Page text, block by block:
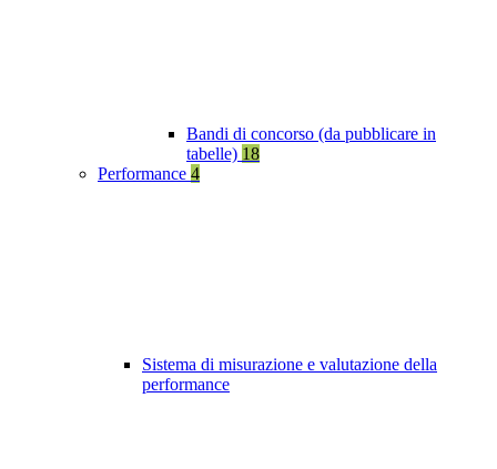
Bandi di concorso (da pubblicare in
tabelle) 18
Performance 4
Sistema di misurazione e valutazione della
performance